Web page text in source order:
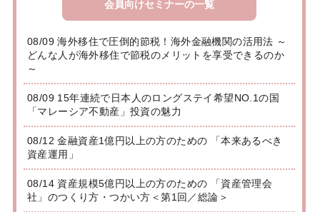
会員向けセミナーの一覧
08/09 海外移住で圧倒的節税！海外金融機関の活用法 ～
どんな人が海外移住で節税のメリットを享受できるのか
～
08/09 15年連続で日本人のロングステイ希望NO.1の国
「マレーシア不動産」投資の魅力
08/12 金融資産1億円以上の方のための 「本来あるべき
資産運用」
08/14 資産規模5億円以上の方のための 「資産管理会
社」のつくり方・つかい方＜第1回／総論＞